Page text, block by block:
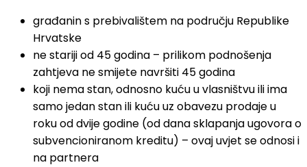
građanin s prebivalištem na području Republike
Hrvatske
ne stariji od 45 godina – prilikom podnošenja
zahtjeva ne smijete navršiti 45 godina
koji nema stan, odnosno kuću u vlasništvu ili ima
samo jedan stan ili kuću uz obavezu prodaje u
roku od dvije godine (od dana sklapanja ugovora o
subvencioniranom kreditu) – ovaj uvjet se odnosi i
na partnera